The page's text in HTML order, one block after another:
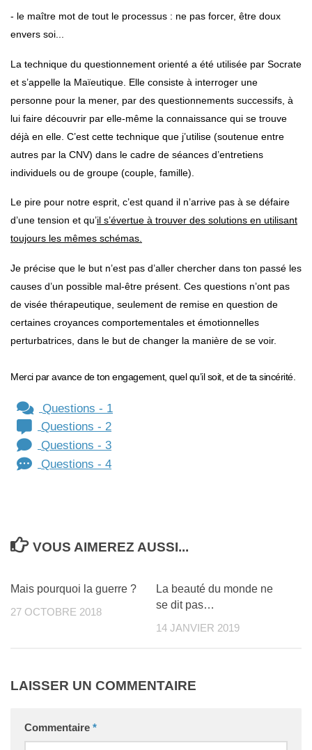
- le maître mot de tout le processus : ne pas forcer, être doux
envers soi...
La technique du questionnement orienté a été utilisée par Socrate
et s’appelle la Maïeutique. Elle consiste à interroger une
personne pour la mener, par des questionnements successifs, à
lui faire découvrir par elle-même la connaissance qui se trouve
déjà en elle. C’est cette technique que j’utilise (soutenue entre
autres par la CNV) dans le cadre de séances d’entretiens
individuels ou de groupe (couple, famille).
Le pire pour notre esprit, c’est quand il n’arrive pas à se défaire
d’une tension et qu’il s’évertue à trouver des solutions en utilisant
toujours les mêmes schémas.
Je précise que le but n’est pas d’aller chercher dans ton passé les
causes d’un possible mal-être présent. Ces questions n’ont pas
de visée thérapeutique, seulement de remise en question de
certaines croyances comportementales et émotionnelles
perturbatrices, dans le but de changer la manière de se voir.
Merci par avance de ton engagement, quel qu’il soit, et de ta sincérité.
Questions - 1
Questions - 2
Questions - 3
Questions - 4
VOUS AIMEREZ AUSSI...
Mais pourquoi la guerre ?
27 OCTOBRE 2018
La beauté du monde ne
se dit pas…
14 JANVIER 2019
LAISSER UN COMMENTAIRE
Commentaire *